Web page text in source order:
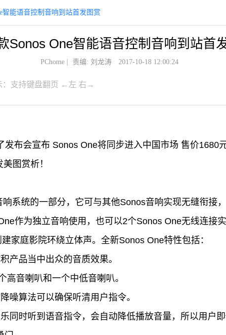
智能语音控制音响到站首发图赏
Sonos One智能语音控制音响到站首
PChome| 责编: 刘龙涛 2017-10-18 12:00:24
：支持键盘翻页 ←左 右→
发布会宣布 Sonos One将同步进入中国市场 售价1680
图赏析！
系统的一部分，它可与其他Sonos音响实现无缝衔接
作为独立音响使用，也可以2个Sonos One无线连接
家庭影院环绕立体声。全新Sonos One特性包括：
产品当中出众的音质效果。
高音喇叭和一个中低音喇叭。
噪算法可以确保听清用户指令。
同时听到语音指令，会自动降低播放音量，所以用户